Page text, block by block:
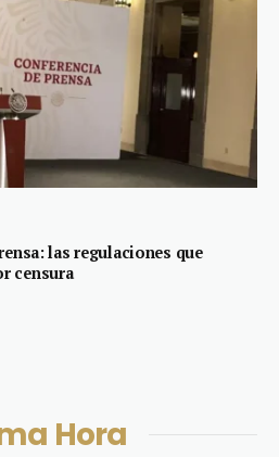
las regulaciones que
censura
Hora